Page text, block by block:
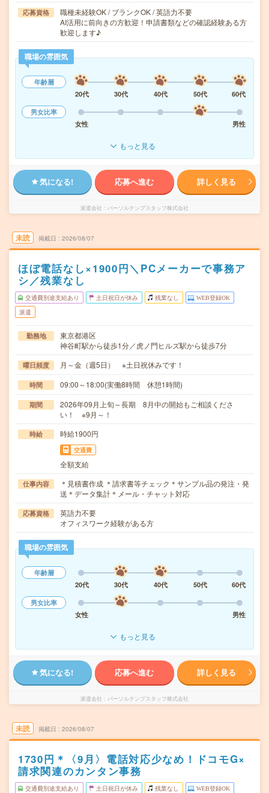
応募資格
職種未経験OK / ブランクOK / 英語力不要
AI活用に前向きの方歓迎！申請書類などの確認経験ある方
歓迎します♪
職場の雰囲気
年齢層
20代
30代 40代 50代
60代
男女比率
女性
男性
もっと見る
気になる! 応募へ進む 詳しく見る
派遣会社 パーソルテンプスタッフ株式会社
未読 掲載日 2026/08/07
ほぼ電話なし×1900円＼PCメーカーで事務ア
シ／残業なし
交通費別途支給あり 土日祝日が休み 残業なし WEB登録OK
派遣
勤務地
東京都港区
神谷町駅から徒歩1分／虎ノ門ヒルズ駅から徒歩7分
曜日頻度 月～金（週5日） ※土日祝休みです！
時間 09:00～18:00(実働8時間 休憩1時間)
期間
2026年09月上旬～長期 8月中の開始もご相談くださ
い！ ※9月～！
時給 時給1900円
交通費
全額支給
仕事内容
＊見積書作成 ＊請求書等チェック＊サンプル品の発注・発
送＊データ集計＊メール・チャット対応
応募資格
英語力不要
オフィスワーク経験がある方
職場の雰囲気
年齢層
20代
30代 40代 50代
60代
男女比率
女性
男性
もっと見る
気になる! 応募へ進む 詳しく見る
派遣会社 パーソルテンプスタッフ株式会社
未読 掲載日 2026/08/07
1730円＊〈9月〉電話対応少なめ！ドコモG×
請求関連のカンタン事務
交通費別途支給あり 土日祝日が休み 残業なし WEB登録OK